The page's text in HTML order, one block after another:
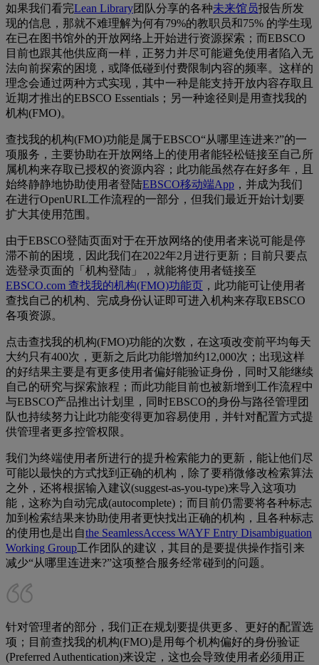
如果我们看完Lean Library团队分享的各种未来馆员报告所发
现的信息，那就不难理解为何有79%的教职员和75% 的学生现
在已在图书馆外的开放网络上开始进行资源探索；而EBSCO
目前也跟其他供应商一样，正努力并尽可能避免使用者陷入无
法向前探索的困境，或降低碰到付费限制内容的频率。这样的
理念会通过两种方式实现，其中一种是能支持开放内容存取且
近期才推出的EBSCO Essentials；另一种途径则是用查找我的
机构(FMO)。
查找我的机构(FMO)功能是属于EBSCO“从哪里连进来?”的一
项服务，主要协助在开放网络上的使用者能轻松链接至自己所
属机构来存取已授权的资源内容；此功能虽然存在好多年，且
始终静静地协助使用者登陆EBSCO移动端App ，并成为我们
在进行OpenURL工作流程的一部分，但我们最近开始计划要
扩大其使用范围。
由于EBSCO登陆页面对于在开放网络的使用者来说可能是停
滞不前的困境，因此我们在2022年2月进行更新；目前只要点
选登录页面的「机构登陆」，就能将使用者链接至
EBSCO.com 查找我的机构(FMO)功能页 ，此功能可让使用者
查找自己的机构、完成身份认证即可进入机构来存取EBSCO
各项资源。
点击查找我的机构(FMO)功能的次数，在这项改变前平均每天
大约只有400次，更新之后此功能增加约12,000次；出现这样
的好结果主要是有更多使用者偏好能验证身份，同时又能继续
自己的研究与探索旅程；而此功能目前也被新增到工作流程中
与EBSCO产品推出计划里，同时EBSCO的身份与路径管理团
队也持续努力让此功能变得更加容易使用，并针对配置方式提
供管理者更多控管权限。
我们为终端使用者所进行的提升检索能力的更新，能让他们尽
可能以最快的方式找到正确的机构，除了要稍微修改检索算法
之外，还将根据输入建议(suggest-as-you-type)来导入这项功
能，这称为自动完成(autocomplete)；而目前仍需要将各种标志
加到检索结果来协助使用者更快找出正确的机构，且各种标志
的使用也是出自the SeamlessAccess WAYF Entry Disambiguation
Working Group工作团队的建议，其目的是要提供操作指引来
减少“从哪里连进来?”这项整合服务经常碰到的问题。
针对管理者的部分，我们正在规划要提供更多、更好的配置选
项；目前查找我的机构(FMO)是用每个机构偏好的身份验证
(Preferred Authentication)来设定，这也会导致使用者必须用正